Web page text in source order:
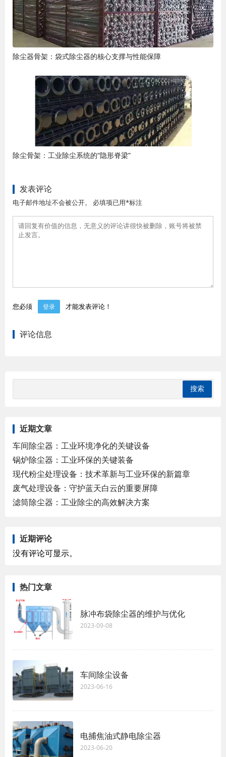
除尘器骨架：袋式除尘器的核心支撑与性能保障
除尘骨架：工业除尘系统的“隐形脊梁”
发表评论
电子邮件地址不会被公开。 必填项已用*标注
您必须 登录 才能发表评论！
评论信息
近期文章
车间除尘器：工业环境净化的关键设备
锅炉除尘器：工业环保的关键装备
现代粉尘处理设备：技术革新与工业环保的新篇章
废气处理设备：守护蓝天白云的重要屏障
滤筒除尘器：工业除尘的高效解决方案
近期评论
没有评论可显示。
热门文章
脉冲布袋除尘器的维护与优化
2023-09-08
车间除尘设备
2023-06-16
电捕焦油式静电除尘器
2023-06-20